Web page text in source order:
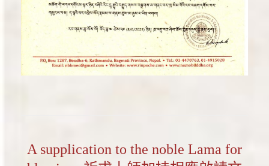
A supplication to the noble Lama for